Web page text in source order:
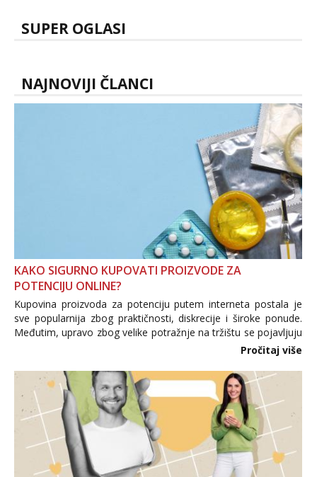
SUPER OGLASI
NAJNOVIJI ČLANCI
KAKO SIGURNO KUPOVATI PROIZVODE ZA
POTENCIJU ONLINE?
Kupovina proizvoda za potenciju putem interneta postala je
sve popularnija zbog praktičnosti, diskrecije i široke ponude.
Međutim, upravo zbog velike potražnje na tržištu se pojavljuju
i brojni krivotvoreni proizvodi, nepouzdane internetske
Pročitaj više